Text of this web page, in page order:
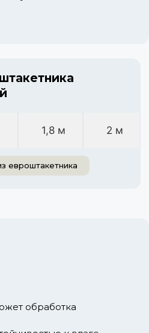
1,8 м 2 м
евроштакетника
обработка